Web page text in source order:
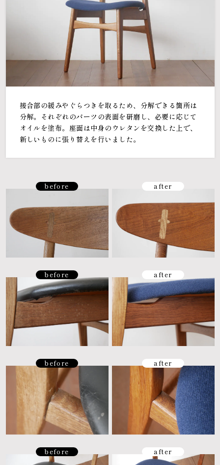
接合部の緩みやぐらつきを取るため、分解できる箇所は
分解。それぞれのパーツの表面を研磨し、必要に応じて
オイルを塗布。座面は中身のウレタンを交換した上で、
新しいものに張り替えを行いました。
before after
before after
before after
before after